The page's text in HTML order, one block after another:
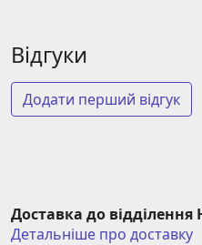
Відгуки
Додати перший відгук
Доставка до
Детальніше про доставку